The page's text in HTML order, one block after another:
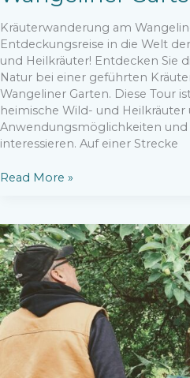
Kräuterwanderung am
Entdeckungsreise in die Welt
und Heilkräuter! Entdecken Sie
Natur bei einer geführten
Wangeliner Garten. Diese Tour
heimische Wild- und
Anwendungsmöglichkeiten und
interessieren. Auf einer Strecke
Kräuterwanderung
Wangeliner
Garten
Read More »